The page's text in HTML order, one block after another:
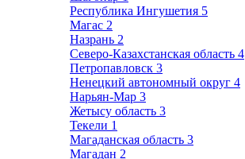
Республика Ингушетия 5
Магас 2
Назрань 2
Северо-Казахстанская область 4
Петропавловск 3
Ненецкий автономный округ 4
Нарьян-Мар 3
Жетысу область 3
Текели 1
Магаданская область 3
Магадан 2